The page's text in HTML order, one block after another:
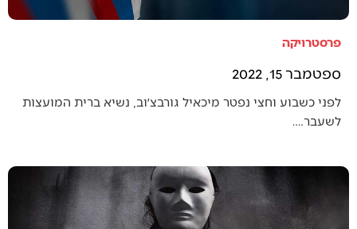
פרסטרויקה
ספטמבר 15, 2022
לפני כשבוע וחצי נפטר מיכאיל גורבצ׳וב, נשיא ברית המועצות
לשעבר.…